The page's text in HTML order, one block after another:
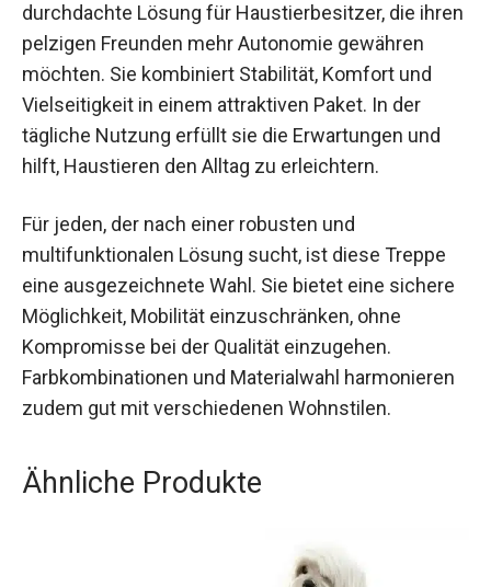
durchdachte Lösung für Haustierbesitzer, die ihren
pelzigen Freunden mehr Autonomie gewähren
möchten. Sie kombiniert Stabilität, Komfort und
Vielseitigkeit in einem attraktiven Paket. In der
tägliche Nutzung erfüllt sie die Erwartungen und
hilft, Haustieren den Alltag zu erleichtern.
Für jeden, der nach einer robusten und
multifunktionalen Lösung sucht, ist diese Treppe
eine ausgezeichnete Wahl. Sie bietet eine sichere
Möglichkeit, Mobilität einzuschränken, ohne
Kompromisse bei der Qualität einzugehen.
Farbkombinationen und Materialwahl harmonieren
zudem gut mit verschiedenen Wohnstilen.
Ähnliche Produkte